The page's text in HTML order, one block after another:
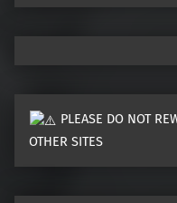
PLEASE DO NOT
OTHER SITES